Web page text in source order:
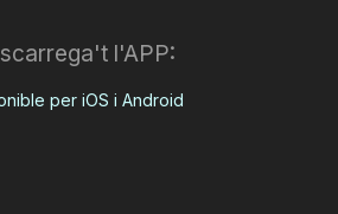
l'APP:
per iOS i Android